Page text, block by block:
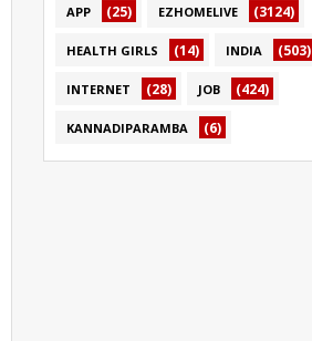
APP (25) EZHOMELIVE (3124)
HEALTH GIRLS (14) INDIA (503)
INTERNET (28) JOB (424)
KANNADIPARAMBA (6)